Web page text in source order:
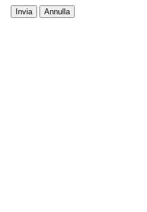
Invia Annulla